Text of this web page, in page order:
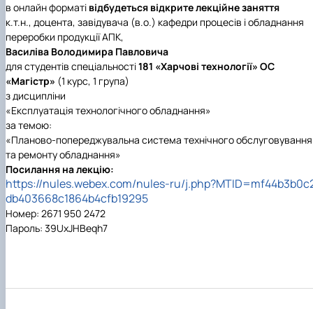
в онлайн форматі відбудеться відкрите лекційне заняття
к.т.н., доцента, завідувача (в.о.) кафедри процесів і обладнання
переробки продукції АПК,
Василіва Володимира Павловича
для студентів спеціальності181 «Харчові технології» ОС
«Магістр» (1 курс, 1 група)
з дисципліни
«Експлуатація технологічного обладнання»
за темою:
«Планово-попереджувальна система технічного обслуговування
та ремонту обладнання»
Посилання на лекцію:
https://nules.webex.com/nules-ru/
db403668c1864b4cfb19295
Номер: 2671 950 2472
Пароль: 39UxJHBeqh7